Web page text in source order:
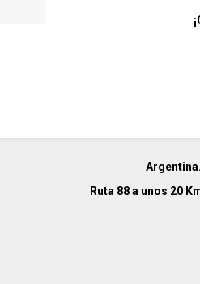
Ruta 88 a unos 20